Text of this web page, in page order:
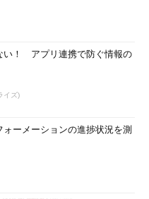
い！ アプリ連携で防ぐ情報の
イズ)
ーメーションの進捗状況を測